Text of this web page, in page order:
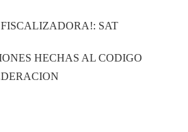
SAT
HECHAS AL CODIGO